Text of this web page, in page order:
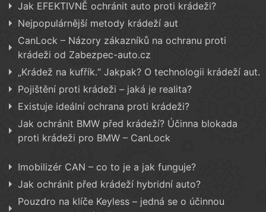
Jak EFEKTIVNĚ ochránit auto proti krádeži?
Nejpopulárnější metody krádeží aut
CanLock – Názory zákazníků na ochranu proti
krádeži od Zabezpec-auto.cz
„Krádež na kufřík.“ Jakpak? O technologii krádeží aut.
Pojištění proti krádeži – jaká je realita?
Existuje ideální ochrana proti krádeži?
Jak ochránit BMW před krádeží? Účinna blokada
proti krádeži pro BMW – CanLock
Imobilizér CAN – co to je a jak funguje?
Jak ochránit před krádeží hybridní auto?
Pouzdro na klíče Keyless – jedná se o účinnou